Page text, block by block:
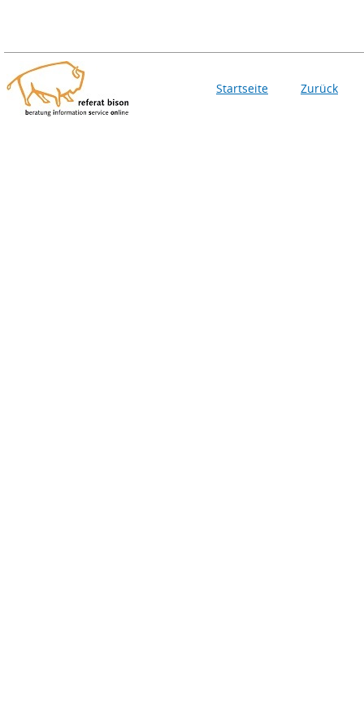
Startseite Zurück